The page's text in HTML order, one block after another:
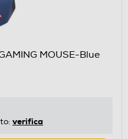
MOUSE-Blue
verifica